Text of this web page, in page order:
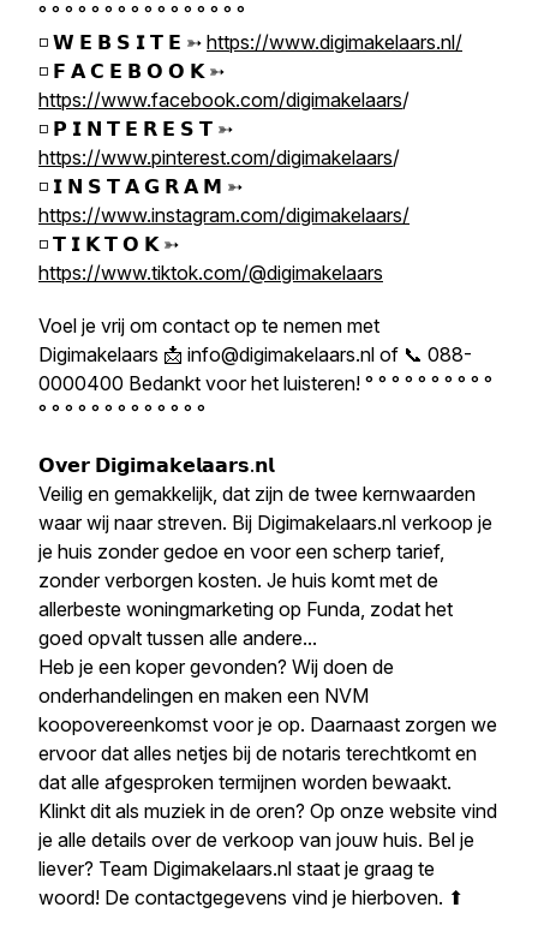
° ° ° ° ° ° ° ° ° ° ° ° ° ° ° °
◽ 𝗪 𝗘 𝗕 𝗦 𝗜 𝗧 𝗘 ➳ https://www.digimakelaars.nl/
◽ 𝗙 𝗔 𝗖 𝗘 𝗕 𝗢 𝗢 𝗞 ➳
https://www.facebook.com/digimakelaars/
◽ 𝗣 𝗜 𝗡 𝗧 𝗘 𝗥 𝗘 𝗦 𝗧 ➳
https://www.pinterest.com/digimakelaars/
◽ 𝗜 𝗡 𝗦 𝗧 𝗔 𝗚 𝗥 𝗔 𝗠 ➳
https://www.instagram.com/digimakelaars/
◽ 𝗧 𝗜 𝗞 𝗧 𝗢 𝗞 ➳
https://www.tiktok.com/@digimakelaars
Voel je vrij om contact op te nemen met
Digimakelaars 📩 info@digimakelaars.nl of 📞 088-
0000400 Bedankt voor het luisteren! ° ° ° ° ° ° ° ° ° °
° ° ° ° ° ° ° ° ° ° ° ° °
𝗢𝘃𝗲𝗿 𝗗𝗶𝗴𝗶𝗺𝗮𝗸𝗲𝗹𝗮𝗮𝗿𝘀.𝗻𝗹
Veilig en gemakkelijk, dat zijn de twee kernwaarden
waar wij naar streven. Bij Digimakelaars.nl verkoop je
je huis zonder gedoe en voor een scherp tarief,
zonder verborgen kosten. Je huis komt met de
allerbeste woningmarketing op Funda, zodat het
goed opvalt tussen alle andere...
Heb je een koper gevonden? Wij doen de
onderhandelingen en maken een NVM
koopovereenkomst voor je op. Daarnaast zorgen we
ervoor dat alles netjes bij de notaris terechtkomt en
dat alle afgesproken termijnen worden bewaakt.
Klinkt dit als muziek in de oren? Op onze website vind
je alle details over de verkoop van jouw huis. Bel je
liever? Team Digimakelaars.nl staat je graag te
woord! De contactgegevens vind je hierboven. ⬆